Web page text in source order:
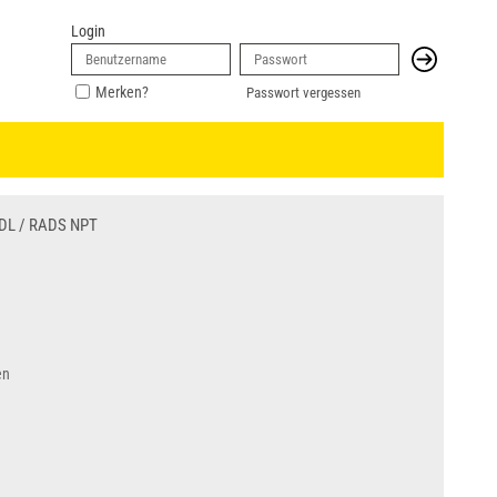
Login
Merken? Passwort vergessen
/ RADS NPT